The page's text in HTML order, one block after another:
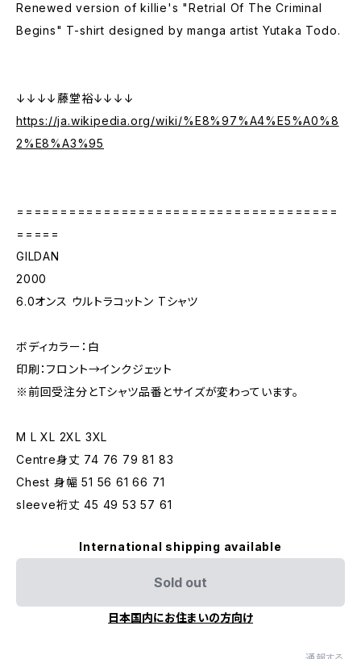
Renewed version of killie's "Retrial Of The Criminal
Begins" T-shirt designed by manga artist Yutaka Todo.
↓↓↓↓藤堂裕↓↓↓↓
https://ja.wikipedia.org/wiki/%E8%97%A4%E5%A0%8
2%E8%A3%95
=====================================
=====
GILDAN
2000
6.0オンス ウルトラコットン Tシャツ
ボディカラー：白
印刷：フロント→インクジェット
※前回受注分とTシャツ品番とサイズが変わっています。
M L XL 2XL 3XL
Centre身丈 74 76 79 81 83
Chest 身幅 51 56 61 66 71
sleeve裄丈 45 49 53 57 61
International shipping available
Sold out
日本国内にお住まいの方向け